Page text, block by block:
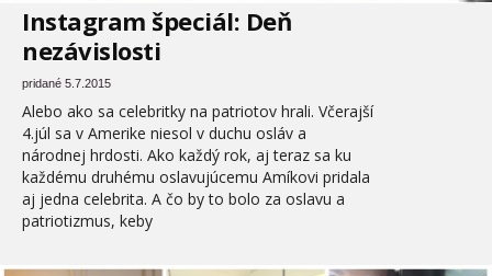
Instagram špeciál: Deň
nezávislosti
pridané 5.7.2015
Alebo ako sa celebritky na patriotov hrali. Včerajší
4.júl sa v Amerike niesol v duchu osláv a
národnej hrdosti. Ako každý rok, aj teraz sa ku
každému druhému oslavujúcemu Amíkovi pridala
aj jedna celebrita. A čo by to bolo za oslavu a
patriotizmus, keby